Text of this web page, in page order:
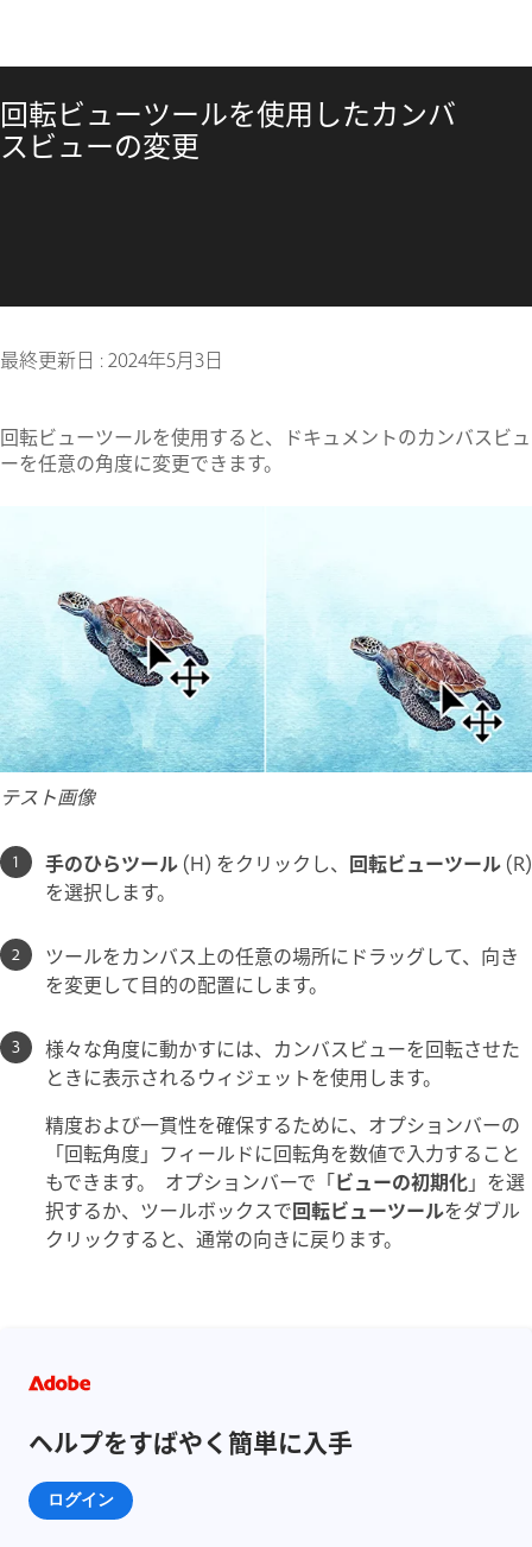
回転ビューツールを使用したカンバ
スビューの変更
最終更新日 :2024年5月3日
回転ビューツールを使用すると、ドキュメントのカンバスビュ
ーを任意の角度に変更できます。
テスト画像
手のひらツール (H) をクリックし、 回転ビューツール (R)
を選択します。
ツールをカンバス上の任意の場所にドラッグして、向き
を変更して目的の配置にします。
様々な角度に動かすには、カンバスビューを回転させた
ときに表示されるウィジェットを使用します。
精度および一貫性を確保するために、オプションバーの
「回転角度」フィールドに回転角を数値で入力すること
もできます。 オプションバーで「ビューの初期化」を選
択するか、ツールボックスで回転ビューツールをダブル
クリックすると、通常の向きに戻ります。
ヘルプをすばやく簡単に入手
ログイン